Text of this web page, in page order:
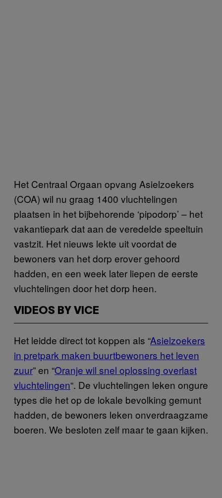
Het Centraal Orgaan opvang Asielzoekers
(COA) wil nu graag 1400 vluchtelingen
plaatsen in het bijbehorende ‘pipodorp’ – het
vakantiepark dat aan de veredelde speeltuin
vastzit. Het nieuws lekte uit voordat de
bewoners van het dorp erover gehoord
hadden, en een week later liepen de eerste
vluchtelingen door het dorp heen.
VIDEOS BY VICE
Het leidde direct tot koppen als “Asielzoekers
in pretpark maken buurtbewoners het leven
zuur” en “Oranje wil snel oplossing overlast
vluchtelingen“. De vluchtelingen leken ongure
types die het op de lokale bevolking gemunt
hadden, de bewoners leken onverdraagzame
boeren. We besloten zelf maar te gaan kijken.